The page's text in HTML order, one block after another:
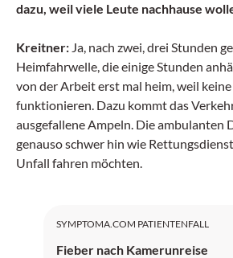
dazu, weil viele Leute nachhause
Kreitner: Ja, nach zwei, drei Stunden
Heimfahrwelle, die einige Stunden
von der Arbeit erst mal heim, weil
funktionieren. Dazu kommt das
ausgefallene Ampeln. Die ambulanten
genauso schwer hin wie
Unfall fahren möchten.
SYMPTOMA.COM PATIENTENFALL
Fieber nach Kamerunreise